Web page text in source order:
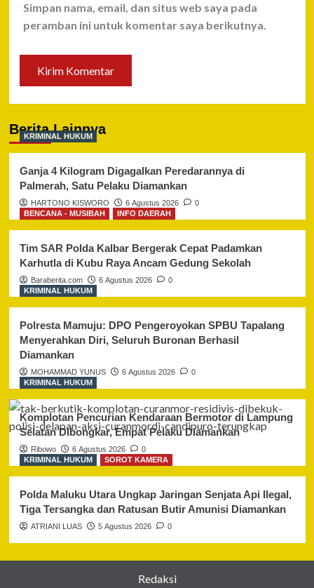
Simpan nama, email, dan situs web saya pada
peramban ini untuk komentar saya berikutnya.
Berita Lainnya
KRIMINAL HUKUM
Ganja 4 Kilogram Digagalkan Peredarannya di
Palmerah, Satu Pelaku Diamankan
HARTONO KISWORO 6 Agustus 2026
0
BENCANA - MUSIBAH
INFO DAERAH
Tim SAR Polda Kalbar Bergerak Cepat Padamkan
Karhutla di Kubu Raya Ancam Gedung Sekolah
Baraberita.com 6 Agustus 2026
0
KRIMINAL HUKUM
Polresta Mamuju: DPO Pengeroyokan SPBU Tapalang
Menyerahkan Diri, Seluruh Buronan Berhasil
Diamankan
MOHAMMAD YUNUS 6 Agustus 2026
0
KRIMINAL HUKUM
Komplotan Pencurian Kendaraan Bermotor di Lampung
Selatan Dibongkar, Empat Pelaku Diamankan
Ribowo 6 Agustus 2026
0
KRIMINAL HUKUM
SOROT KAMERA
Polda Maluku Utara Ungkap Jaringan Senjata Api Ilegal,
Tiga Tersangka dan Ratusan Butir Amunisi Diamankan
ATRIANI LUAS 5 Agustus 2026 0
Redaksi